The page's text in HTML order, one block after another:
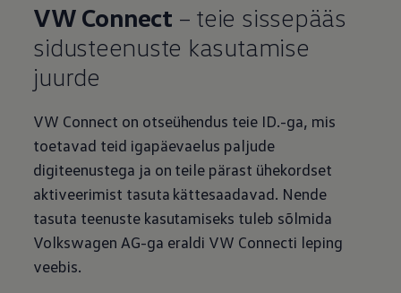
VW Connect – teie sissepääs
sidusteenuste kasutamise
juurde
VW Connect on otseühendus teie ID.-ga, mis
toetavad teid igapäevaelus paljude
digiteenustega ja on teile pärast ühekordset
aktiveerimist tasuta kättesaadavad. Nende
tasuta teenuste kasutamiseks tuleb sõlmida
Volkswagen AG-ga eraldi VW Connecti leping
veebis.